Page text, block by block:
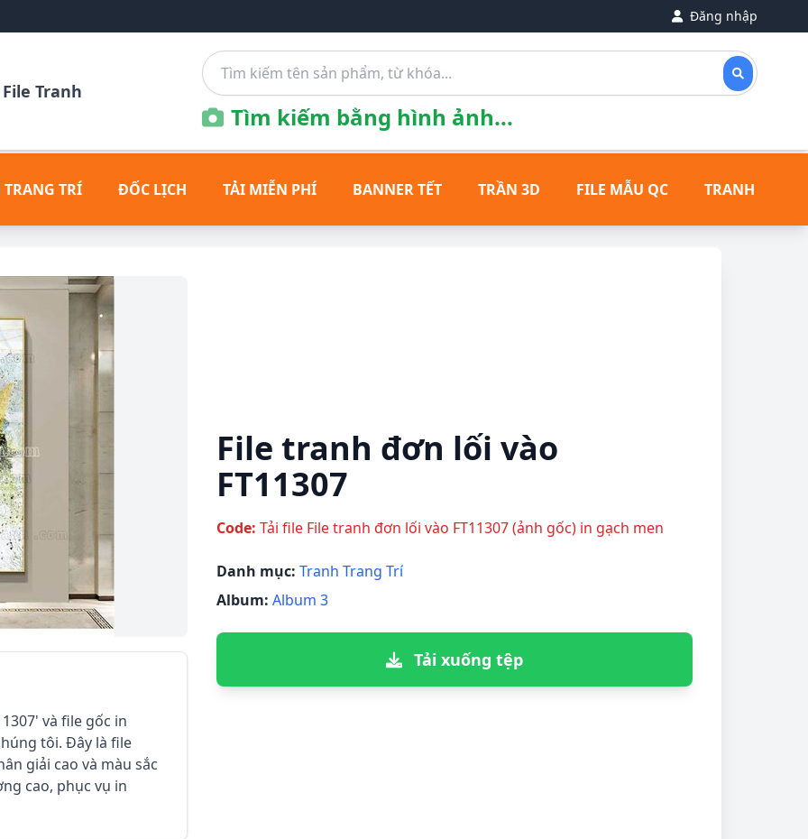
Đăng nhập
Tranh
Tìm kiếm bằng hình ảnh...
TRÍ ĐỐC LỊCH TẢI MIỄN PHÍ BANNER TẾT TRẦN 3D FILE MẪU QC TRANH ĐỒNG
và file gốc in
tôi. Đây là file
giải cao và màu sắc
cao, phục vụ in
File tranh đơn lối vào
FT11307
Code: Tải file File tranh đơn lối vào FT11307 (ảnh gốc) in gạch men
Danh mục: Tranh Trang Trí
Album: Album 3
Tải xuống tệp